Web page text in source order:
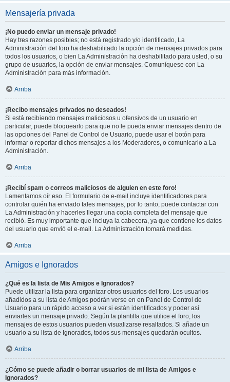
Mensajería privada
¡No puedo enviar un mensaje privado!
Hay tres razones posibles; no está registrado y/o identificado, La
Administración del foro ha deshabilitado la opción de mensajes privados para
todos los usuarios, o bien La Administración ha deshabilitado para usted, o su
grupo de usuarios, la opción de enviar mensajes. Comuníquese con La
Administración para más información.
Arriba
¡Recibo mensajes privados no deseados!
Si está recibiendo mensajes maliciosos u ofensivos de un usuario en
particular, puede bloquearlo para que no le pueda enviar mensajes dentro de
las opciones del Panel de Control de Usuario, puede usar el botón para
informar o reportar dichos mensajes a los Moderadores, o comunicarlo a La
Administración.
Arriba
¡Recibí spam o correos maliciosos de alguien en este foro!
Lamentamos oír eso. El formulario de e-mail incluye identificadores para
controlar quién ha enviado tales mensajes, por lo tanto, puede contactar con
La Administración y hacerles llegar una copia completa del mensaje que
recibió. Es muy importante que incluya la cabecera, ya que contiene los datos
del usuario que envió el e-mail. La Administración tomará medidas.
Arriba
Amigos e Ignorados
¿Qué es la lista de Mis Amigos e Ignorados?
Puede utilizar la lista para organizar otros usuarios del foro. Los usuarios
añadidos a su lista de Amigos podrán verse en en Panel de Control de
Usuario para un rápido acceso a ver si están identificados y poder así
enviarles un mensaje privado. Según la plantilla que utilice el foro, los
mensajes de estos usuarios pueden visualizarse resaltados. Si añade un
usuario a su lista de Ignorados, todos sus mensajes quedarán ocultos.
Arriba
¿Cómo se puede añadir o borrar usuarios de mi lista de Amigos e
Ignorados?